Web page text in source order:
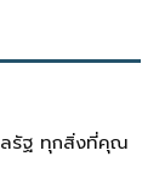
ลรัฐ ทุกสิ่งที่คุณ